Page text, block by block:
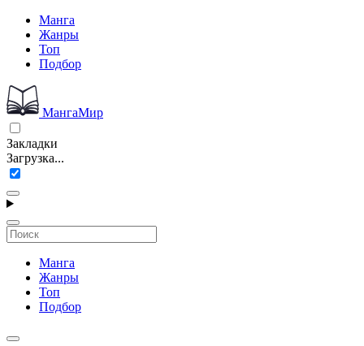
Манга
Жанры
Топ
Подбор
МангаМир
Закладки
Загрузка...
Манга
Жанры
Топ
Подбор